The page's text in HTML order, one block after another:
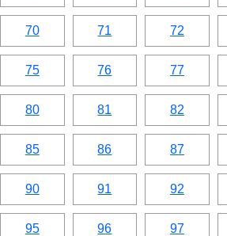
70 71 72
75 76 77
80 81 82
85 86 87
90 91 92
95 96 97